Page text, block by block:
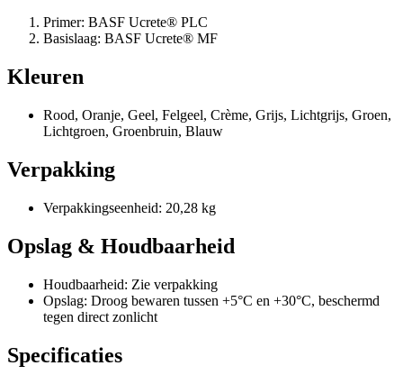
Primer: BASF Ucrete® PLC
Basislaag: BASF Ucrete® MF
Kleuren
Rood, Oranje, Geel, Felgeel, Crème, Grijs, Lichtgrijs, Groen,
Lichtgroen, Groenbruin, Blauw
Verpakking
Verpakkingseenheid: 20,28 kg
Opslag & Houdbaarheid
Houdbaarheid: Zie verpakking
Opslag: Droog bewaren tussen +5°C en +30°C, beschermd
tegen direct zonlicht
Specificaties